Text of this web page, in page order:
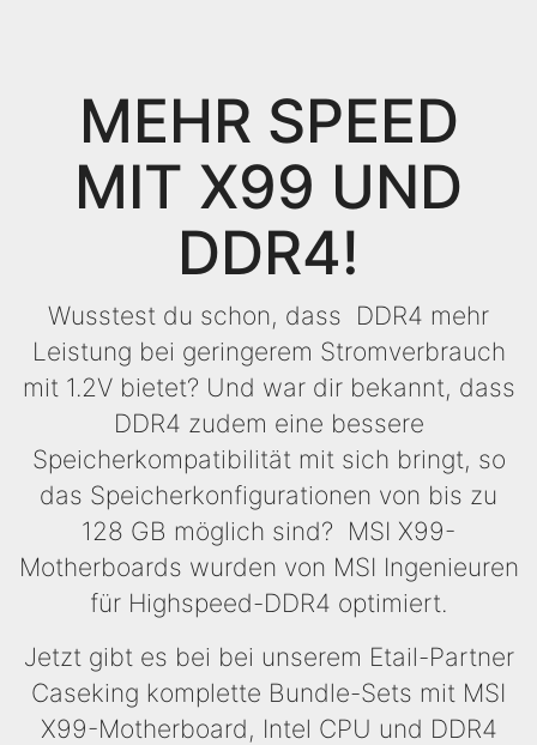
MEHR SPEED
MIT X99 UND
DDR4!
Wusstest du schon, dass DDR4 mehr
Leistung bei geringerem Stromverbrauch
mit 1.2V bietet? Und war dir bekannt, dass
DDR4 zudem eine bessere
Speicherkompatibilität mit sich bringt, so
das Speicherkonfigurationen von bis zu
128 GB möglich sind? MSI X99-
Motherboards wurden von MSI Ingenieuren
für Highspeed-DDR4 optimiert.
Jetzt gibt es bei bei unserem Etail-Partner
Caseking komplette Bundle-Sets mit MSI
X99-Motherboard, Intel CPU und DDR4